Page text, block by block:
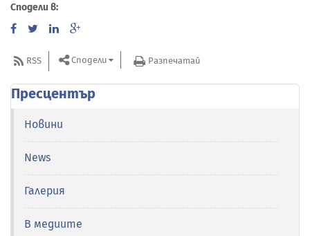
Сподели в:
RSS Сподели Разпечатай
Пресцентър
Новини
News
Галерия
В медиите